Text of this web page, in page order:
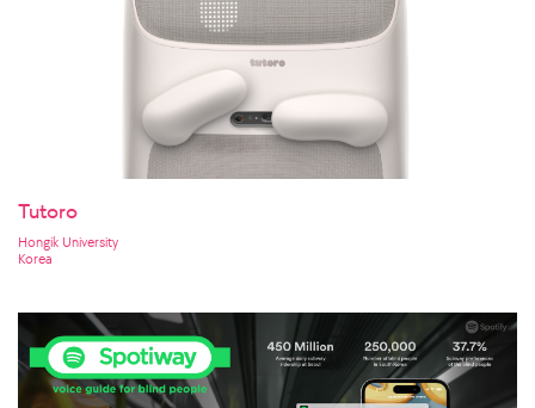
Tutoro
Hongik University
Korea